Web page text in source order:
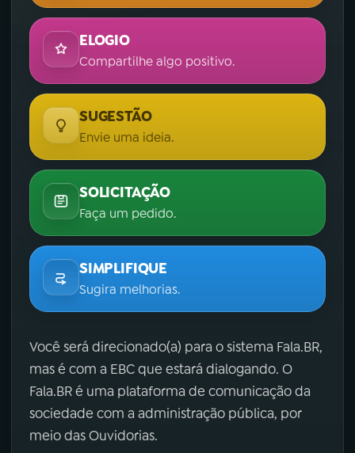
ELOGIO
Compartilhe algo positivo.
SUGESTÃO
Envie uma ideia.
SOLICITAÇÃO
Faça um pedido.
SIMPLIFIQUE
Sugira melhorias.
Você será direcionado(a) para o sistema Fala.BR,
mas é com a EBC que estará dialogando. O
Fala.BR é uma plataforma de comunicação da
sociedade com a administração pública, por
meio das Ouvidorias.